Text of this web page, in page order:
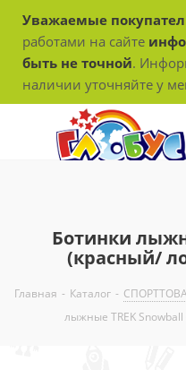
Уважаемые
работами на сайте
быть не точной.
наличии уточняйте у
Ботинки
(красный/
Главная - Каталог -
лыжные TREK